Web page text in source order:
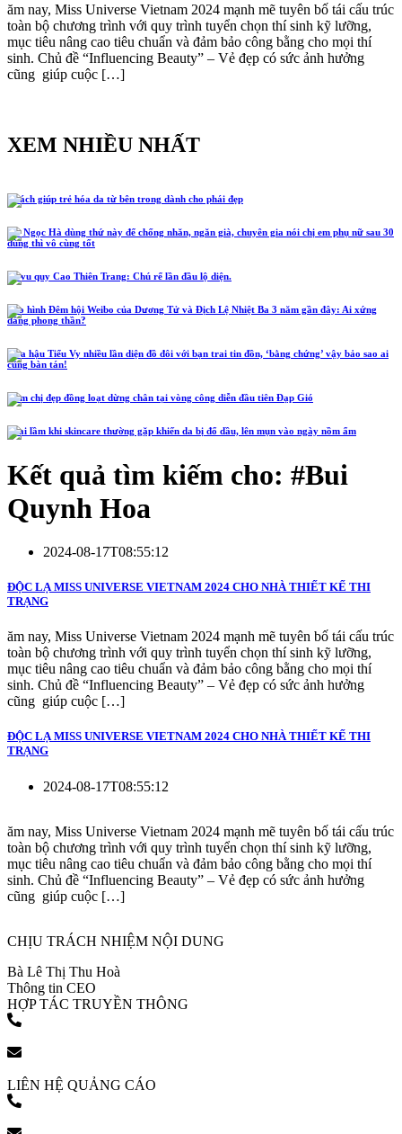
ăm nay, Miss Universe Vietnam 2024 mạnh mẽ tuyên bố tái cấu trúc
toàn bộ chương trình với quy trình tuyển chọn thí sinh kỹ lưỡng,
mục tiêu nâng cao tiêu chuẩn và đảm bảo công bằng cho mọi thí
sinh. Chủ đề “Influencing Beauty” – Vẻ đẹp có sức ảnh hưởng
cũng giúp cuộc […]
XEM NHIỀU NHẤT
5 cách giúp trẻ hóa da từ bên trong dành cho phái đẹp
Hồ Ngọc Hà dùng thứ này để chống nhăn, ngăn già, chuyên gia nói chị em phụ nữ sau 30
dùng thì vô cùng tốt
Lễ vu quy Cao Thiên Trang: Chú rể lần đầu lộ diện.
Tạo hình Đêm hội Weibo của Dương Tử và Địch Lệ Nhiệt Ba 3 năm gần đây: Ai xứng
đáng phong thần?
Hoa hậu Tiểu Vy nhiều lần diện đồ đôi với bạn trai tin đồn, ‘bằng chứng’ vậy bảo sao ai
cũng bàn tán!
Năm chị đẹp đồng loạt dừng chân tại vòng công diễn đầu tiên Đạp Gió
4 sai lầm khi skincare thường gặp khiến da bị đổ dầu, lên mụn vào ngày nồm ẩm
Kết quả tìm kiếm cho: #Bui
Quynh Hoa
2024-08-17T08:55:12
ĐỘC LẠ MISS UNIVERSE VIETNAM 2024 CHO NHÀ THIẾT KẾ THI
TRẠNG
ăm nay, Miss Universe Vietnam 2024 mạnh mẽ tuyên bố tái cấu trúc
toàn bộ chương trình với quy trình tuyển chọn thí sinh kỹ lưỡng,
mục tiêu nâng cao tiêu chuẩn và đảm bảo công bằng cho mọi thí
sinh. Chủ đề “Influencing Beauty” – Vẻ đẹp có sức ảnh hưởng
cũng giúp cuộc […]
ĐỘC LẠ MISS UNIVERSE VIETNAM 2024 CHO NHÀ THIẾT KẾ THI
TRẠNG
2024-08-17T08:55:12
ăm nay, Miss Universe Vietnam 2024 mạnh mẽ tuyên bố tái cấu trúc
toàn bộ chương trình với quy trình tuyển chọn thí sinh kỹ lưỡng,
mục tiêu nâng cao tiêu chuẩn và đảm bảo công bằng cho mọi thí
sinh. Chủ đề “Influencing Beauty” – Vẻ đẹp có sức ảnh hưởng
cũng giúp cuộc […]
CHỊU TRÁCH NHIỆM NỘI DUNG
Bà Lê Thị Thu Hoà
Thông tin CEO
HỢP TÁC TRUYỀN THÔNG
LIÊN HỆ QUẢNG CÁO